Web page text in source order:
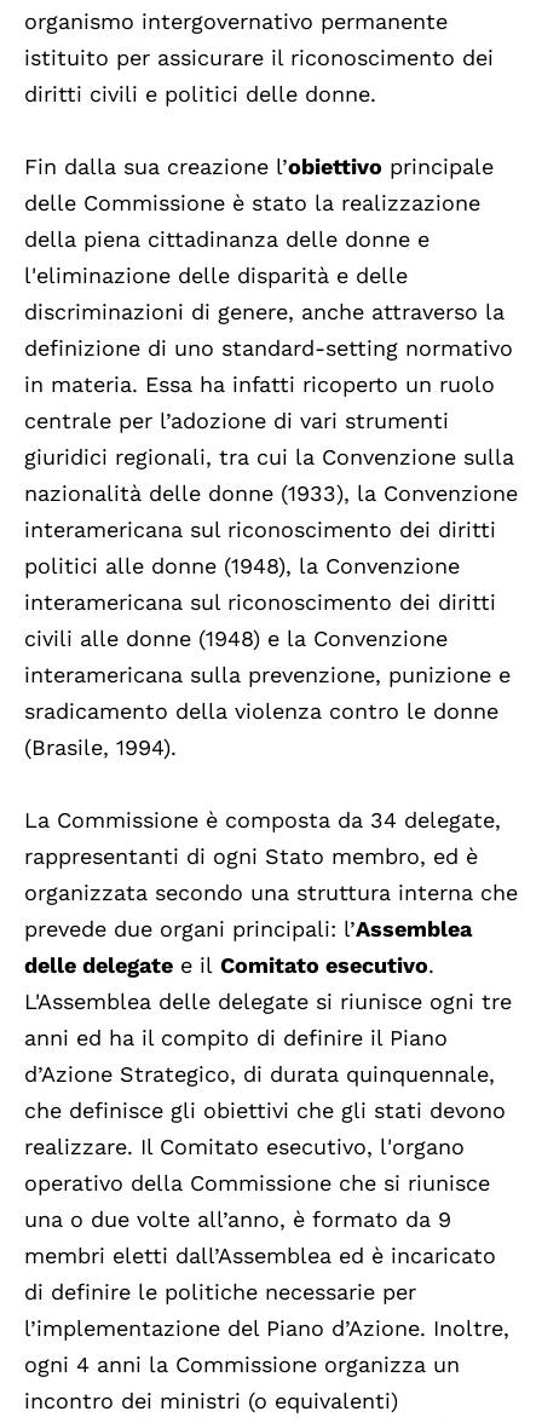
organismo intergovernativo permanente
istituito per assicurare il riconoscimento dei
diritti civili e politici delle donne.
Fin dalla sua creazione l’obiettivo principale
delle Commissione è stato la realizzazione
della piena cittadinanza delle donne e
l'eliminazione delle disparità e delle
discriminazioni di genere, anche attraverso la
definizione di uno standard-setting normativo
in materia. Essa ha infatti ricoperto un ruolo
centrale per l’adozione di vari strumenti
giuridici regionali, tra cui la Convenzione sulla
nazionalità delle donne (1933), la Convenzione
interamericana sul riconoscimento dei diritti
politici alle donne (1948), la Convenzione
interamericana sul riconoscimento dei diritti
civili alle donne (1948) e la Convenzione
interamericana sulla prevenzione, punizione e
sradicamento della violenza contro le donne
(Brasile, 1994).
La Commissione è composta da 34 delegate,
rappresentanti di ogni Stato membro, ed è
organizzata secondo una struttura interna che
prevede due organi principali: l’Assemblea
delle delegate e il Comitato esecutivo.
L'Assemblea delle delegate si riunisce ogni tre
anni ed ha il compito di definire il Piano
d’Azione Strategico, di durata quinquennale,
che definisce gli obiettivi che gli stati devono
realizzare. Il Comitato esecutivo, l'organo
operativo della Commissione che si riunisce
una o due volte all’anno, è formato da 9
membri eletti dall’Assemblea ed è incaricato
di definire le politiche necessarie per
l’implementazione del Piano d’Azione. Inoltre,
ogni 4 anni la Commissione organizza un
incontro dei ministri (o equivalenti)